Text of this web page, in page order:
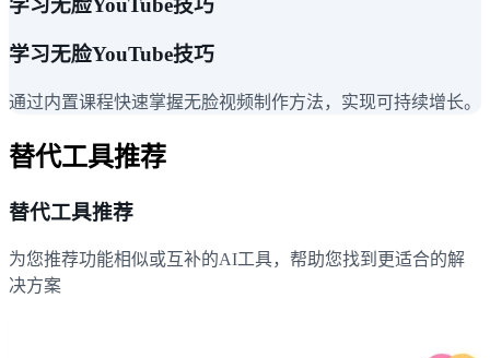
学习无脸YouTube技巧
通过内置课程快速掌握无脸视频制作方法，实现可持续增长。
替代工具推荐
替代工具推荐
为您推荐功能相似或互补的AI工具，帮助您找到更适合的解
决方案